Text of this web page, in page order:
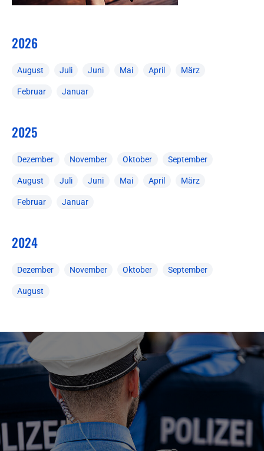
2026
August Juli Juni Mai April März
Februar Januar
2025
Dezember November Oktober September
August Juli Juni Mai April März
Februar Januar
2024
Dezember November Oktober September
August